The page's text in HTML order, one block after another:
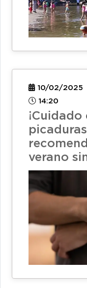
10/02/2025
14:20
¡Cuidado
verano